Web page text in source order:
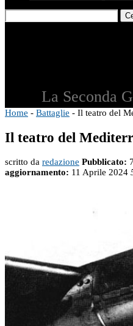
La Seconda
Home - Battaglie - Il teatro del
Il teatro del
scritto da redazione Pubblicato:
aggiornamento: 11 Aprile 2024